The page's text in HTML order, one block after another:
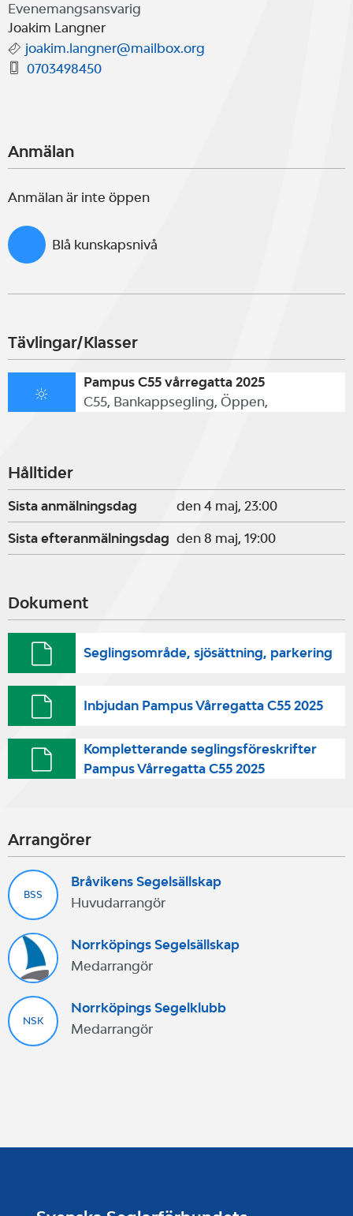
Evenemangsansvarig
Joakim Langner
joakim.langner@mailbox.org
0703498450
Anmälan
Anmälan är inte öppen
Blå kunskapsnivå
Tävlingar/Klasser
Pampus C55 vårregatta 2025
C55, Bankappsegling, Öppen,
Hålltider
Sista anmälningsdag den 4 maj, 23:00
Sista efteranmälningsdag den 8 maj, 19:00
Dokument
Seglingsområde, sjösättning, parkering
Inbjudan Pampus Vårregatta C55 2025
Kompletterande seglingsföreskrifter
Pampus Vårregatta C55 2025
Arrangörer
BSS
Bråvikens Segelsällskap
Huvudarrangör
Norrköpings Segelsällskap
Medarrangör
NSK
Norrköpings Segelklubb
Medarrangör